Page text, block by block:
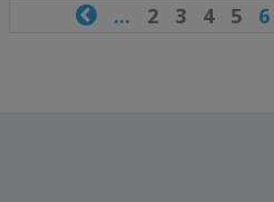
... 2 3 4 56